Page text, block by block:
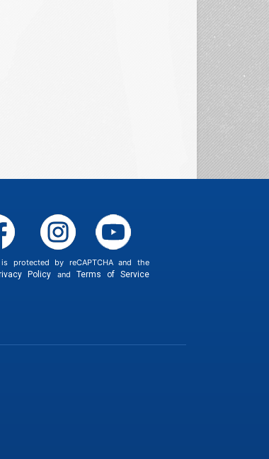
protected by reCAPTCHA and the
Policy and Terms of Service